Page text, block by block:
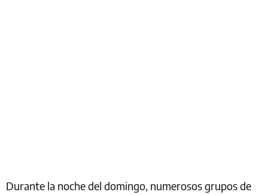
Durante la noche del domingo, numerosos grupos de